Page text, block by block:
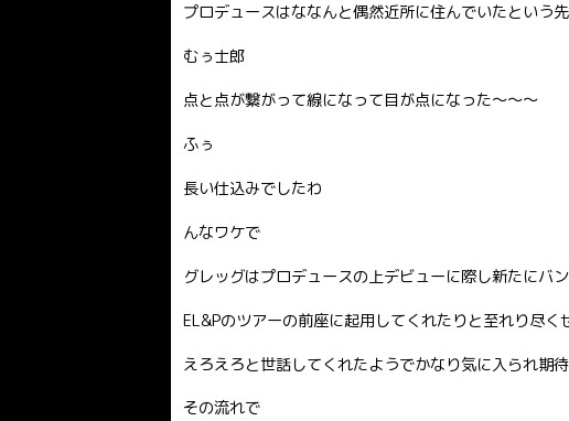
プロデュースはななんと偶然近所に住んでいたという
むぅ士郎
点と点が繋がって線になって目が点になった〜〜〜
ふぅ
長い仕込みでしたわ
んなワケで
グレッグはプロデュースの上デビューに際し新たにバ
EL&Pのツアーの前座に起用してくれたりと至れり尽く
えろえろと世話してくれたようでかなり気に入られ期
その流れで